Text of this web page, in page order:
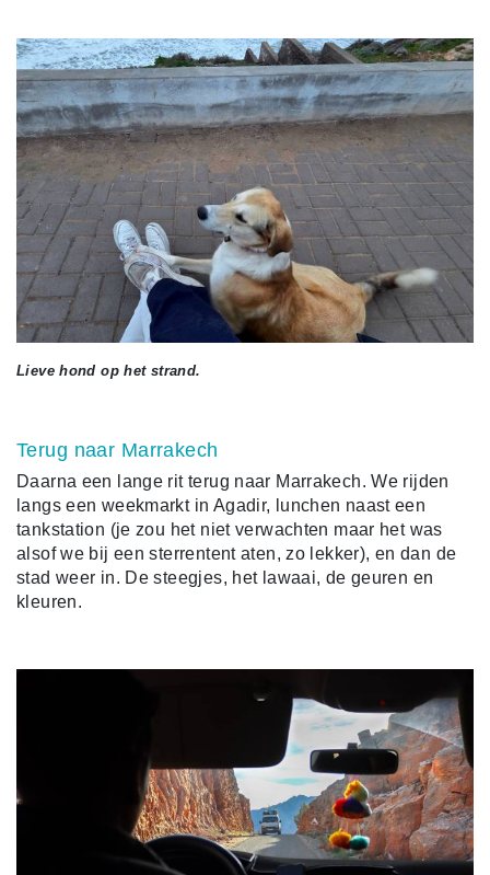
Lieve hond op het strand.
Terug naar Marrakech
Daarna een lange rit terug naar Marrakech. We rijden
langs een weekmarkt in Agadir, lunchen naast een
tankstation (je zou het niet verwachten maar het was
alsof we bij een sterrentent aten, zo lekker), en dan de
stad weer in. De steegjes, het lawaai, de geuren en
kleuren.